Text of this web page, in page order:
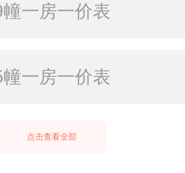
幢一房一价表
幢一房一价表
点击查看全部